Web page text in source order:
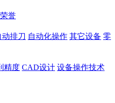
誉
动排刀 自动化操作 其它设备 零
精度 CAD设计 设备操作技术